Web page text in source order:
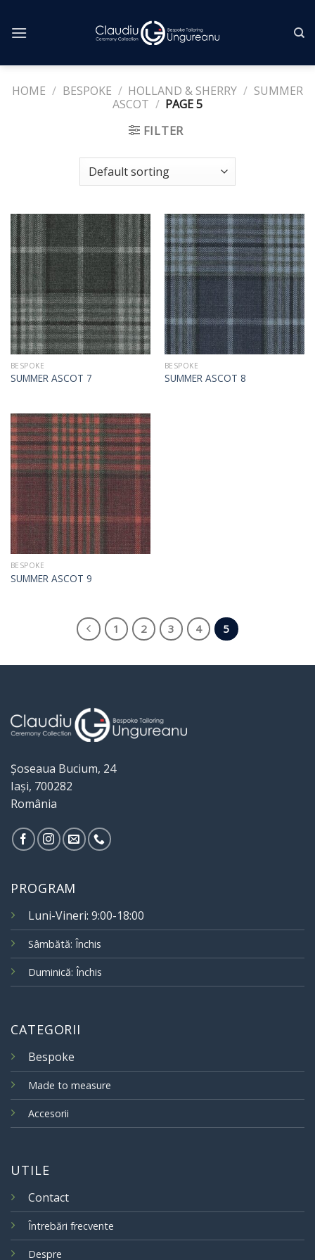
content
HOME / BESPOKE / HOLLAND & SHERRY / SUMMER
ASCOT / PAGE 5
FILTER
BESPOKE
SUMMER ASCOT 7
BESPOKE
SUMMER ASCOT 8
BESPOKE
SUMMER ASCOT 9
1 2 3 4 5
Șoseaua Bucium, 24
Iași, 700282
România
PROGRAM
Luni-Vineri: 9:00-18:00
Sâmbătă: Închis
Duminică: Închis
CATEGORII
Bespoke
Made to measure
Accesorii
UTILE
Contact
Întrebări frecvente
Despre